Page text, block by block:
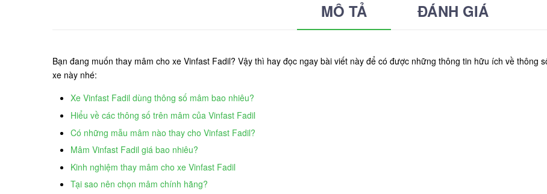
MÔ TẢ ĐÁNH GIÁ
Bạn đang muốn thay mâm cho xe Vinfast Fadil? Vậy thì hay đọc ngay bài viết này để có được những thông tin hữu ích về thông
xe này nhé:
Xe Vinfast Fadil dùng thông số mâm bao nhiêu?
Hiểu về các thông số trên mâm của Vinfast Fadil
Có những mẫu mâm nào thay cho Vinfast Fadil?
Mâm Vinfast Fadil giá bao nhiêu?
Kinh nghiệm thay mâm cho xe Vinfast Fadil
Tại sao nên chọn mâm chính hãng?